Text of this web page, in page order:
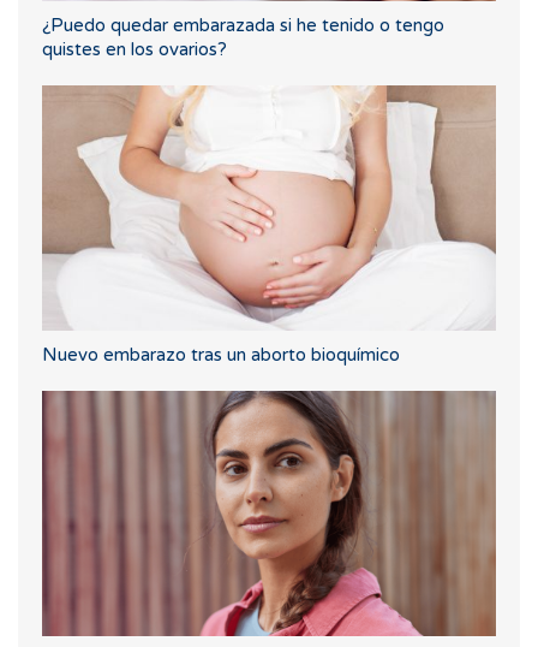
¿Puedo quedar embarazada si he tenido o tengo
quistes en los ovarios?
Nuevo embarazo tras un aborto bioquímico